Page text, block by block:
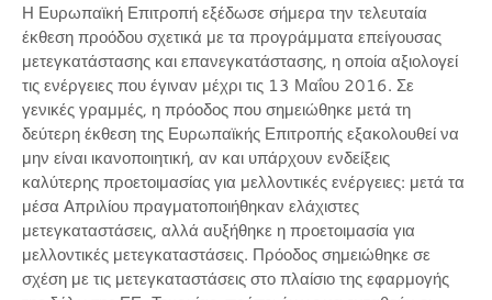
Η Ευρωπαϊκή Επιτροπή εξέδωσε σήμερα την τελευταία
έκθεση προόδου σχετικά με τα προγράμματα επείγουσας
μετεγκατάστασης και επανεγκατάστασης, η οποία αξιολογεί
τις ενέργειες που έγιναν μέχρι τις 13 Μαΐου 2016. Σε
γενικές γραμμές, η πρόοδος που σημειώθηκε μετά τη
δεύτερη έκθεση της Ευρωπαϊκής Επιτροπής εξακολουθεί να
μην είναι ικανοποιητική, αν και υπάρχουν ενδείξεις
καλύτερης προετοιμασίας για μελλοντικές ενέργειες: μετά τα
μέσα Απριλίου πραγματοποιήθηκαν ελάχιστες
μετεγκαταστάσεις, αλλά αυξήθηκε η προετοιμασία για
μελλοντικές μετεγκαταστάσεις. Πρόοδος σημειώθηκε σε
σχέση με τις μετεγκαταστάσεις στο πλαίσιο της εφαρμογής